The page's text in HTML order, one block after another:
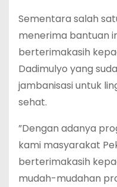
Sementara salah
menerima bantuan
berterimakasih
Dadimulyo yang
jambanisasi untuk
sehat.
”Dengan adanya
kami masyarakat
berterimakasih
mudah-mudahan